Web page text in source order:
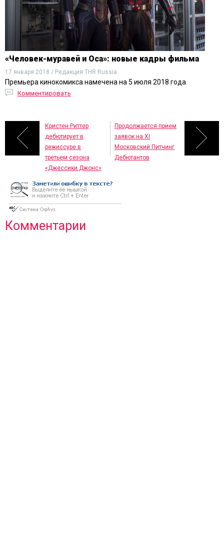
«Человек-муравей и Оса»: новые кадры фильма
17 января 2018 / Редакция THR Russia
Премьера кинокомикса намечена на 5 июля 2018 года.
Комментировать
Кристен Риттер
дебютирует в
режиссуре в
третьем сезона
«Джессики Джонс»
Продолжается прием
заявок на ХI
Московский Питчинг
Дебютантов
Комментарии